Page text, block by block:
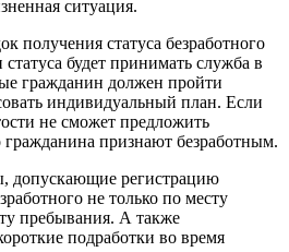
ситуация.
получения статуса безработного
будет принимать служба в
гражданин должен пройти
индивидуальный план. Если
не сможет предложить
признают безработным.
допускающие регистрацию
не только по месту
пребывания. А также
подработки во время